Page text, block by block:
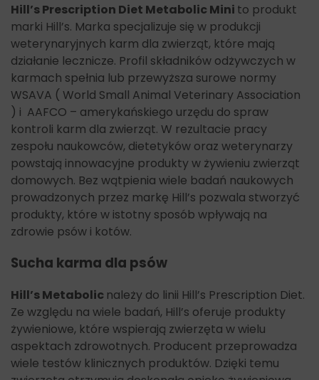
Hill’s Prescription Diet Metabolic Mini to produkt
marki Hill’s. Marka specjalizuje się w produkcji
weterynaryjnych karm dla zwierząt, które mają
działanie lecznicze. Profil składników odżywczych w
karmach spełnia lub przewyższa surowe normy
WSAVA ( World Small Animal Veterinary Association
) i AAFCO – amerykańskiego urzędu do spraw
kontroli karm dla zwierząt. W rezultacie pracy
zespołu naukowców, dietetyków oraz weterynarzy
powstają innowacyjne produkty w żywieniu zwierząt
domowych. Bez wątpienia wiele badań naukowych
prowadzonych przez markę Hill’s pozwala stworzyć
produkty, które w istotny sposób wpływają na
zdrowie psów i kotów.
Sucha karma dla psów
Hill’s Metabolic należy do linii Hill’s Prescription Diet.
Ze względu na wiele badań, Hill’s oferuje produkty
żywieniowe, które wspierają zwierzęta w wielu
aspektach zdrowotnych. Producent przeprowadza
wiele testów klinicznych produktów. Dzięki temu